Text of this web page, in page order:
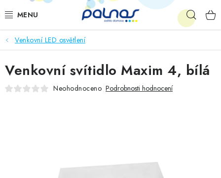
na
OSVĚTLENÍ INTERIÉRU
LED
VENKOVNÍ OSVĚTLENÍ
Venkovní LED osvětlení
Venkovní svítidlo Maxim 4, bílá
Neohodnoceno Podrobnosti hodnocení